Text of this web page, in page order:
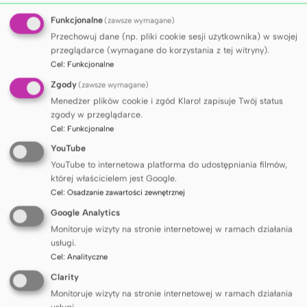
tłumaczy Laureat. –Ta nagroda jest
uznaniem nie tylko dla mnie, ale dla całego
zespołu, z którym mam przywilej pracować.
Bez zaangażowania współpracowników,
doktorantów i partnerów zagranicznych nie
byłoby możliwe prowadzenie
multidyscyplinarnych projektów, które łączą
wiedzę z zakresu biologii, medycyny, ekologii
i zdrowia publicznego– dodaje.
Nagrodę zespołową w zakresie działalności
dydaktycznej za podręcznik Biofizyka pod
redakcją prof. dr. hab. Leszka Kubisza,
z zakresu biofizyki, biofizyki medycznej
i fizyki medycznej otrzymali
Penkowskiorazdr hab. Piotr Boguś
Funkcjonalne(zawsze wymagane)
Przechowuj dane (np. pliki cookie sesji użytkownika) w swojej
przeglądarce (wymagane do korzystania z tej witryny).
Cel: Funkcjonalne
Zgody(zawsze wymagane)
Menedżer plików cookie i zgód Klaro! zapisuje Twój status
zgody w przeglądarce.
Cel: Funkcjonalne
YouTube
YouTube to internetowa platforma do udostępniania filmów,
której właścicielem jest Google.
Cel: Osadzanie zawartości zewnętrznej
Google Analytics
Monitoruje wizyty na stronie internetowej w ramach działania
usługi.
Cel: Analityczne
Clarity
Monitoruje wizyty na stronie internetowej w ramach działania